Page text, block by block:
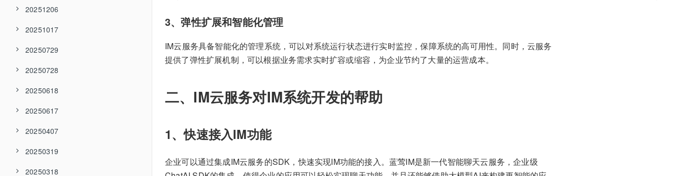
20251206
20251017
20250729
20250728
20250618
20250617
20250407
20250319
20250318
3、弹性扩展和智能化管理
IM云服务具备智能化的管理系统，可以对系统运行状态进行实时监控，保障系统的高可用性。同时，云服务
提供了弹性扩展机制，可以根据业务需求实时扩容或缩容，为企业节约了大量的运营成本。
二、IM云服务对IM系统开发的帮助
1、快速接入IM功能
企业可以通过集成IM云服务的SDK，快速实现IM功能的接入。蓝莺IM是新一代智能聊天云服务，企业级